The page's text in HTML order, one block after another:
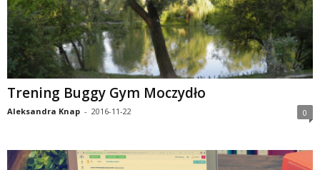
Trening Buggy Gym Moczydło
Aleksandra Knap - 2016-11-22 0